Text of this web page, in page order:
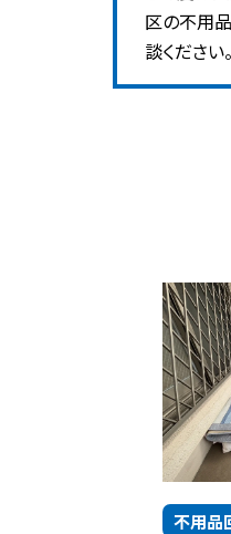
区の不用
談ください。
不用品